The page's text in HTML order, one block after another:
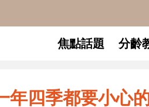
焦點話題 分齡
年四季都要小心